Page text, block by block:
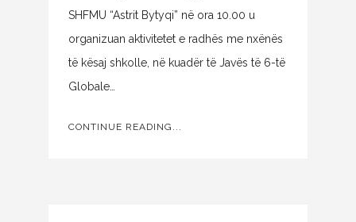
SHFMU “Astrit Bytyqi” në ora 10.00 u
organizuan aktivitetet e radhës me nxënës
të kësaj shkolle, në kuadër të Javës të 6-të
Globale…
CONTINUE READING...